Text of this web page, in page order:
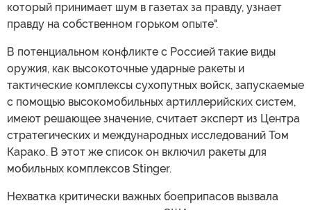
который принимает шум в газетах за правду, узнает
правду на собственном горьком опыте".
В потенциальном конфликте с Россией такие виды
оружия, как высокоточные ударные ракеты и
тактические комплексы сухопутных войск, запускаемые
с помощью высокомобильных артиллерийских систем,
имеют решающее значение, считает эксперт из Центра
стратегических и международных исследований Том
Карако. В этот же список он включил ракеты для
мобильных комплексов Stinger.
Нехватка критически важных боеприпасов вызвала